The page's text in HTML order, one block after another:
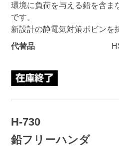
環境に負荷を与える鉛を含ま
です。
新設計の静電気対策ボビンを
代替品
H-730
鉛フリーハンダ